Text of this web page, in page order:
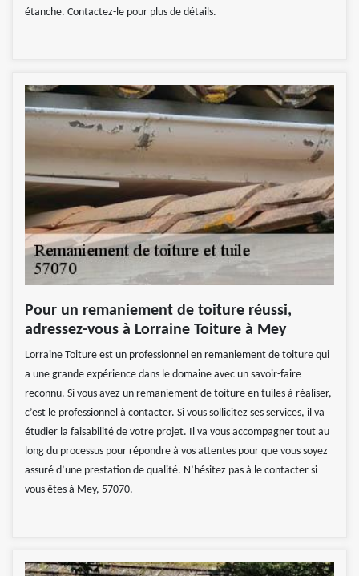
étanche. Contactez-le pour plus de détails.
Pour un remaniement de toiture réussi,
adressez-vous à Lorraine Toiture à Mey
Lorraine Toiture est un professionnel en remaniement de toiture qui
a une grande expérience dans le domaine avec un savoir-faire
reconnu. Si vous avez un remaniement de toiture en tuiles à réaliser,
c’est le professionnel à contacter. Si vous sollicitez ses services, il va
étudier la faisabilité de votre projet. Il va vous accompagner tout au
long du processus pour répondre à vos attentes pour que vous soyez
assuré d’une prestation de qualité. N’hésitez pas à le contacter si
vous êtes à Mey, 57070.